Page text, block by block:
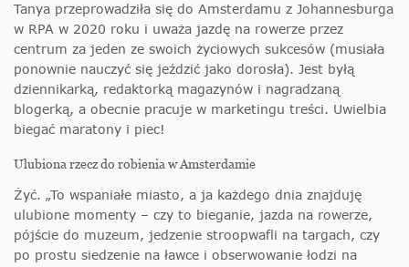
Tanya przeprowadziła się do Amsterdamu z Johannesburga
w RPA w 2020 roku i uważa jazdę na rowerze przez
centrum za jeden ze swoich życiowych sukcesów (musiała
ponownie nauczyć się jeździć jako dorosła). Jest byłą
dziennikarką, redaktorką magazynów i nagradzaną
blogerką, a obecnie pracuje w marketingu treści. Uwielbia
biegać maratony i piec!
Ulubiona rzecz do robienia w Amsterdamie
Żyć. „To wspaniałe miasto, a ja każdego dnia znajduję
ulubione momenty – czy to bieganie, jazda na rowerze,
pójście do muzeum, jedzenie stroopwafli na targach, czy
po prostu siedzenie na ławce i obserwowanie łodzi na